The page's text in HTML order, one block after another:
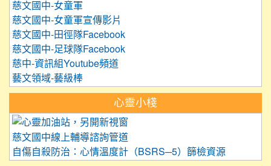
慈文國中-女童軍
慈文國中-女童軍宣傳影片
慈文國中-田徑隊Facebook
慈文國中-足球隊Facebook
慈中-資訊組Youtube頻道
藝文領域-藝級棒
心靈小棧
慈文國中線上輔導諮詢管道
自傷自殺防治：心情溫度計（BSRS─5）篩檢資源